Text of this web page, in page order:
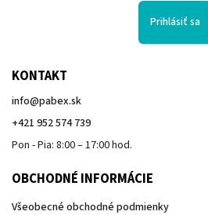
Prihlásiť sa
KONTAKT
info@pabex.sk
+421 952 574 739
Pon - Pia: 8:00 – 17:00 hod.
OBCHODNÉ INFORMÁCIE
Všeobecné obchodné podmienky